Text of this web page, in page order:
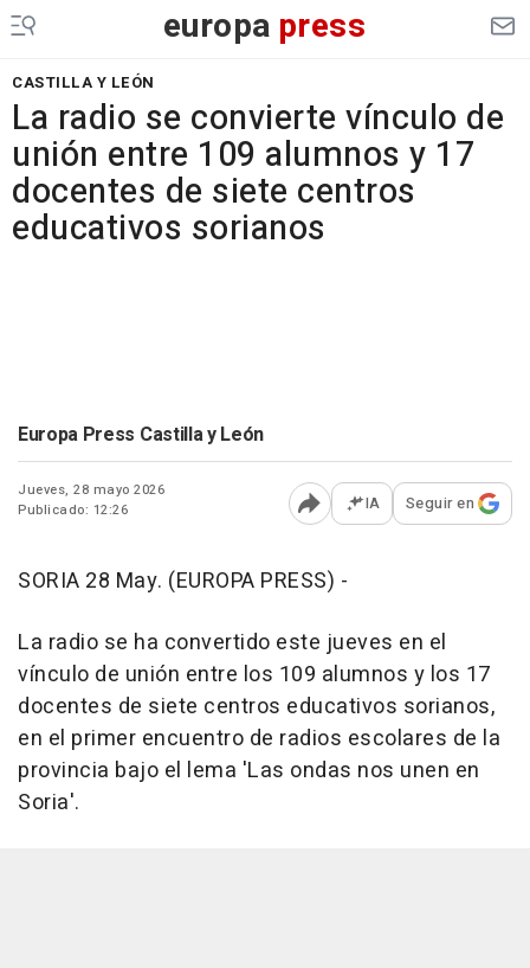
europa press
CASTILLA Y LEÓN
La radio se convierte vínculo de
unión entre 109 alumnos y 17
docentes de siete centros
educativos sorianos
Europa Press Castilla y León
Jueves, 28 mayo 2026
Publicado: 12:26
Abrir opciones para
IA Seguir en
SORIA 28 May. (EUROPA PRESS) -
La radio se ha convertido este jueves en el
vínculo de unión entre los 109 alumnos y los 17
docentes de siete centros educativos sorianos,
en el primer encuentro de radios escolares de la
provincia bajo el lema 'Las ondas nos unen en
Soria'.